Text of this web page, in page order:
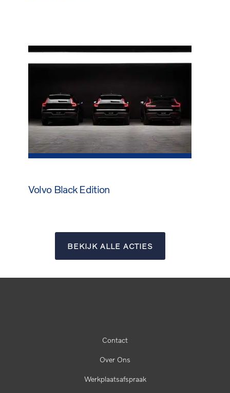
Volvo Black Edition
BEKIJK ALLE ACTIES
Contact
Over Ons
Werkplaatsafspraak